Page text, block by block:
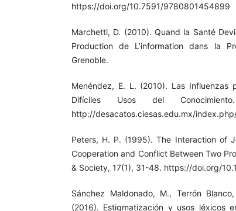
https://doi.org/10.7591/9780801454899
Marchetti, D. (2010). Quand la Santé
Production de L’information dans la
Grenoble.
Menéndez, E. L. (2010). Las Influenzas
Difíciles Usos del
http://desacatos.ciesas.edu.mx/
Peters, H. P. (1995). The Interaction of
Cooperation and Conflict Between Two
& Society, 17(1), 31-48. https://doi.org/
Sánchez Maldonado, M., Terrón
(2016). Estigmatización y usos léxicos